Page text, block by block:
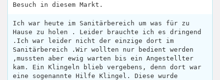
Besuch in diesem Markt.
Ich war heute im Sanitärbereich um was für zu
Hause zu holen . Leider brauchte ich es dringend
.Ich war leider nicht der einzige dort im
Sanitärbereich .Wir wollten nur bedient werden
,mussten aber ewig warten bis ein Angestellter
kam. Ein Klingeln blieb vergebens, denn dort war
eine sogenannte Hilfe Klingel. Diese wurde